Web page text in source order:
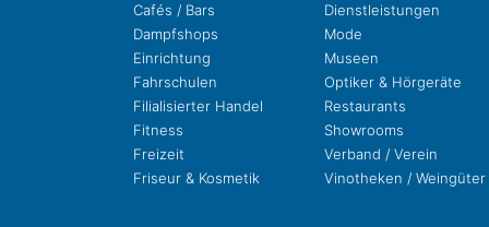
Cafés / Bars
Dampf­shops
Ein­rich­tung
Fahr­schu­len
Filia­li­sier­ter Handel
Fit­ness
Freizeit
Fri­seur & Kosmetik
Dienstleistungen
Mode
Museen
Opti­ker & Hörgeräte
Restau­rants
Show­rooms
Ver­band / Verein
Vino­the­ken / Weingüter